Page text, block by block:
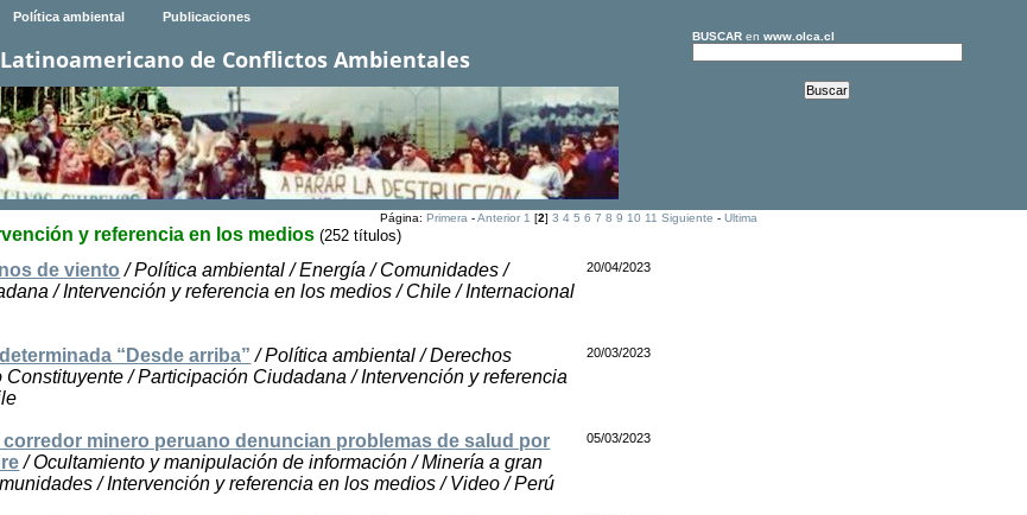
Política ambiental Publicaciones
de Conflictos Ambientales
BUSCARen www.olca.cl
Página: Primera-Anterior 1 [2] 3 4 5 6 7 8 9 10 11 Siguiente - Ultima
y referencia en los medios (252 títulos)
de viento / Política ambiental / Energía / Comunidades /
/ Intervención y referencia en los medios / Chile / Internacional
20/04/2023
“Desde arriba” / Política ambiental / Derechos
Constituyente / Participación Ciudadana / Intervención y referencia
20/03/2023
minero peruano denuncian problemas de salud por
/ Ocultamiento y manipulación de información / Minería a gran
/ Intervención y referencia en los medios / Video / Perú
05/03/2023